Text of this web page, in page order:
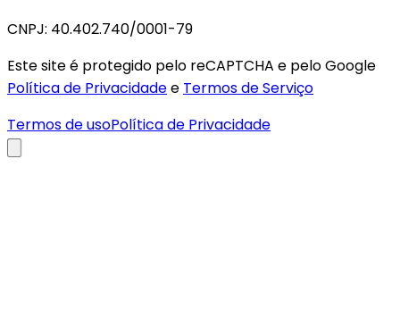
CNPJ: 40.402.740/0001-79
Este site é protegido pelo reCAPTCHA e pelo Google
Política de Privacidadee Termos de Serviço
Termos de usoPolítica de Privacidade